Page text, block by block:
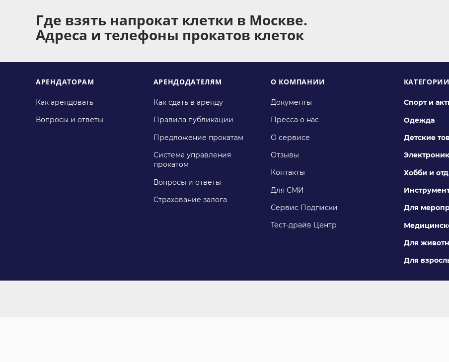
Где взять напрокат клетки в Москве.
Адреса и телефоны прокатов клеток
АРЕНДАТОРАМ
Как арендовать
Вопросы и ответы
АРЕНДОДАТЕЛЯМ
Как сдать в аренду
Правила публикации
Предложение прокатам
Система управления
прокатом
Вопросы и ответы
Страхование залога
О КОМПАНИИ
Документы
Пресса о нас
О сервисе
Отзывы
Контакты
Для СМИ
Сервис Подписки
Тест-драйв Центр
КАТЕГОРИИ
Спорт и
Одежда
Детские
Хобби и
Для
Для
Для